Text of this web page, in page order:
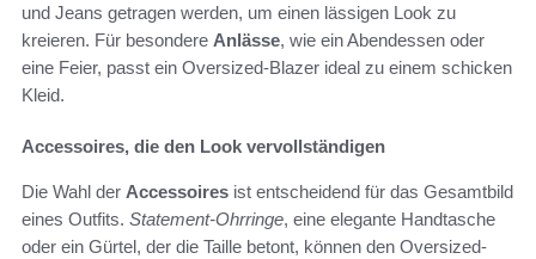
und Jeans getragen werden, um einen lässigen Look zu
kreieren. Für besondere Anlässe, wie ein Abendessen oder
eine Feier, passt ein Oversized-Blazer ideal zu einem schicken
Kleid.
Accessoires, die den Look vervollständigen
Die Wahl der Accessoires ist entscheidend für das Gesamtbild
eines Outfits. Statement-Ohrringe, eine elegante Handtasche
oder ein Gürtel, der die Taille betont, können den Oversized-